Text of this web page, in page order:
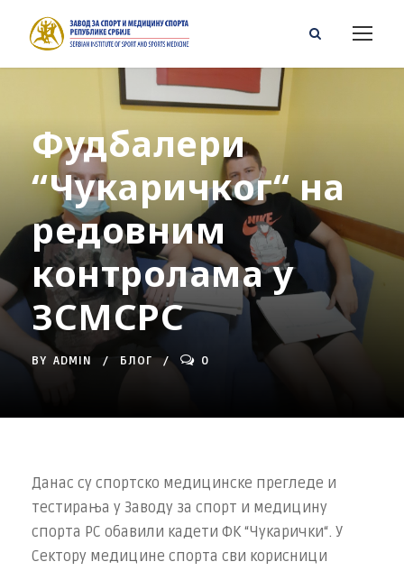
Фудбалери
“Чукаричког“ на
редовним
контролама у
ЗСМСРС
BY ADMIN БЛОГ 0
Данас су спортско медицинске прегледе и
тестирања у Заводу за спорт и медицину
спорта РС обавили кадети ФК “Чукарички“. У
Сектору медицине спорта сви корисници